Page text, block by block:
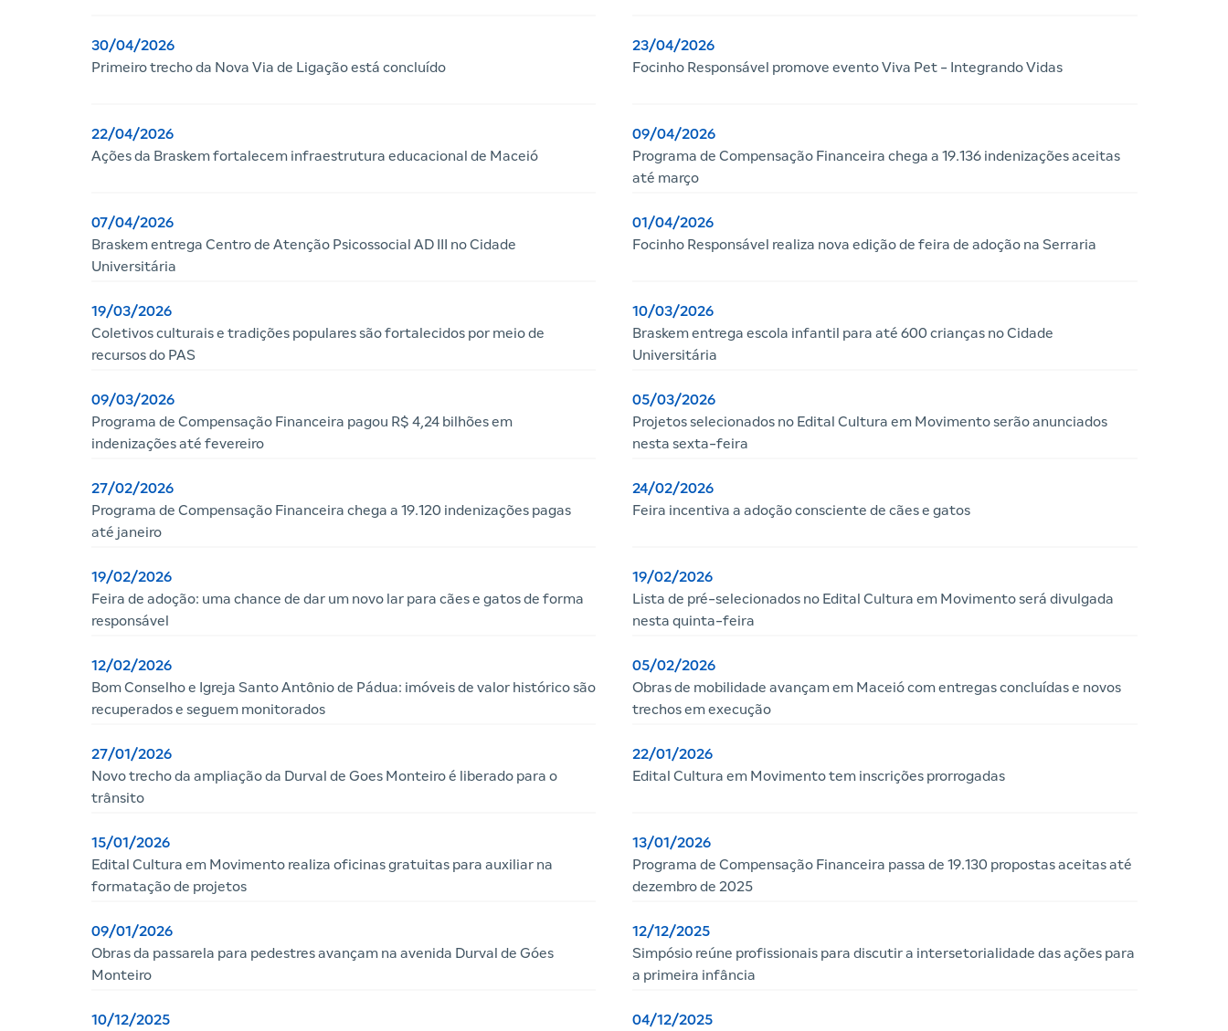
30/04/2026
Primeiro trecho da Nova Via de Ligação está concluído
23/04/2026
Focinho Responsável promove evento Viva Pet - Integrando Vidas
22/04/2026
Ações da Braskem fortalecem infraestrutura educacional de Maceió
09/04/2026
Programa de Compensação Financeira chega a 19.136 indenizações aceitas
até março
07/04/2026
Braskem entrega Centro de Atenção Psicossocial AD III no Cidade
Universitária
01/04/2026
Focinho Responsável realiza nova edição de feira de adoção na Serraria
19/03/2026
Coletivos culturais e tradições populares são fortalecidos por meio de
recursos do PAS
10/03/2026
Braskem entrega escola infantil para até 600 crianças no Cidade
Universitária
09/03/2026
Programa de Compensação Financeira pagou R$ 4,24 bilhões em
indenizações até fevereiro
05/03/2026
Projetos selecionados no Edital Cultura em Movimento serão anunciados
nesta sexta-feira
27/02/2026
Programa de Compensação Financeira chega a 19.120 indenizações pagas
até janeiro
24/02/2026
Feira incentiva a adoção consciente de cães e gatos
19/02/2026
Feira de adoção: uma chance de dar um novo lar para cães e gatos de forma
responsável
19/02/2026
Lista de pré-selecionados no Edital Cultura em Movimento será divulgada
nesta quinta-feira
12/02/2026
Bom Conselho e Igreja Santo Antônio de Pádua: imóveis de valor histórico são
recuperados e seguem monitorados
05/02/2026
Obras de mobilidade avançam em Maceió com entregas concluídas e novos
trechos em execução
27/01/2026
Novo trecho da ampliação da Durval de Goes Monteiro é liberado para o
trânsito
22/01/2026
Edital Cultura em Movimento tem inscrições prorrogadas
15/01/2026
Edital Cultura em Movimento realiza oficinas gratuitas para auxiliar na
formatação de projetos
13/01/2026
Programa de Compensação Financeira passa de 19.130 propostas aceitas até
dezembro de 2025
09/01/2026
Obras da passarela para pedestres avançam na avenida Durval de Góes
Monteiro
12/12/2025
Simpósio reúne profissionais para discutir a intersetorialidade das ações para
a primeira infância
10/12/2025
04/12/2025